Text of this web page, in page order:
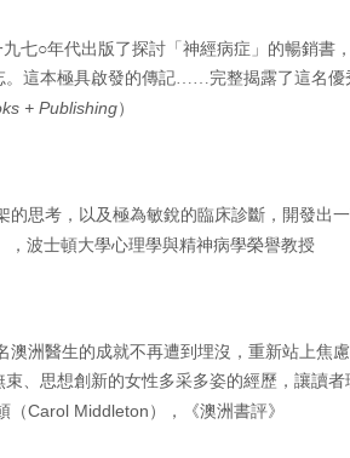
七○年代出版了探討「神經病症」的暢銷書
。這本極具啟發的傳記……完整揭露了這名
+ Publishing）
的思考，以及極為敏銳的臨床診斷，開發出
，波士頓大學心理學與精神病學榮譽教授
澳洲醫生的成就不再遭到埋沒，重新站上焦
、思想創新的女性多采多姿的經歷，讓讀
（Carol Middleton ），《澳洲書評》